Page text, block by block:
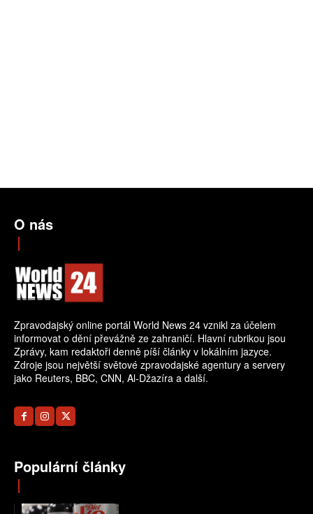
O nás
Zpravodajský online portál World News 24 vznikl za účelem
informovat o dění převážně ze zahraničí. Hlavní rubrikou jsou
Zprávy, kam redaktoři denně píší články v lokálním jazyce.
Zdroje jsou největší světové zpravodajské agentury a servery
jako Reuters, BBC, CNN, Al-Džazíra a další.
Populární články